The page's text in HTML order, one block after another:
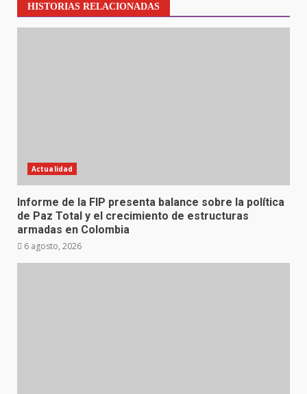
HISTORIAS RELACIONADAS
Actualidad
Informe de la FIP presenta balance sobre la política
de Paz Total y el crecimiento de estructuras
armadas en Colombia
6 agosto, 2026